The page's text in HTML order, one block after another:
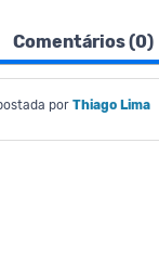
Comentários (0)
por Thiago Lima